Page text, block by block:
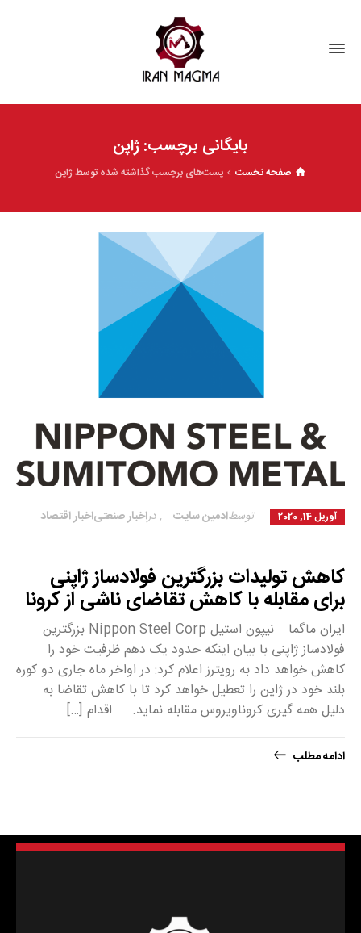
بایگانی برچسب: ژاپن
صفحه نخست پست‌های برچسب گذاشته شده توسط ژاپن
آوریل 14, 2020 ادمین سایتتوسط اخبار اقتصاد , اخبار صنعتیدر
کاهش تولیدات بزرگترین فولادساز ژاپنی
برای مقابله با کاهش تقاضای ناشی از کرونا
ایران ماگما – نیپون استیل Nippon Steel Corp بزرگترین
فولادساز ژاپنی با بیان اینکه حدود یک دهم ظرفیت خود را
کاهش خواهد داد به رویترز اعلام کرد: در اواخر ماه جاری دو کوره
بلند خود در ژاپن را تعطیل خواهد کرد تا با کاهش تقاضا به
دلیل همه گیری کروناویروس مقابله نماید. اقدام […]
ادامه مطلب